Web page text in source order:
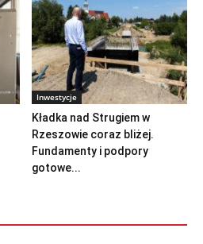
Inwestycje
Kładka nad Strugiem w
Rzeszowie coraz bliżej.
Fundamenty i podpory
gotowe...